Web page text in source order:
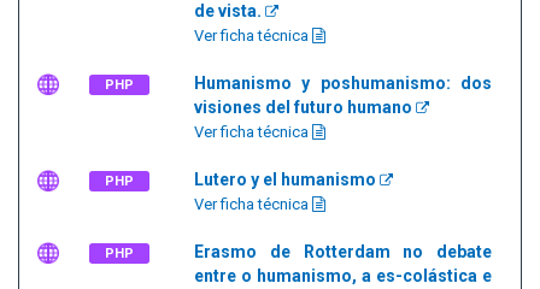
de vista.
Ver ficha técnica
PHP
Humanismo y poshumanismo: dos
visiones del futuro humano
Ver ficha técnica
PHP Lutero y el humanismo
Ver ficha técnica
PHP
Erasmo de Rotterdam no debate
entre o humanismo, a es-colástica e